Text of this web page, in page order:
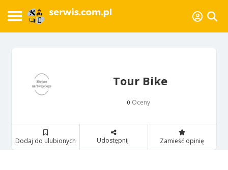
Tour Bike
0 Oceny
Dodaj do ulubionych Udostępnij Zamieść opinię